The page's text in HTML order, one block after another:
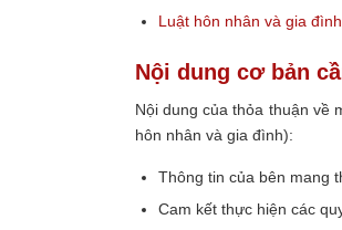
Luật hôn nhân và gia
Nội dung cơ bản
Nội dung của thỏa thuận về
hôn nhân và gia đình):
Thông tin của bên mang
Cam kết thực hiện các